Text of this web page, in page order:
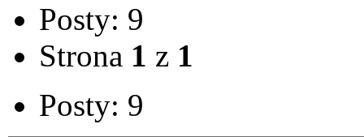
Posty: 9
Strona 1 z 1
Posty: 9